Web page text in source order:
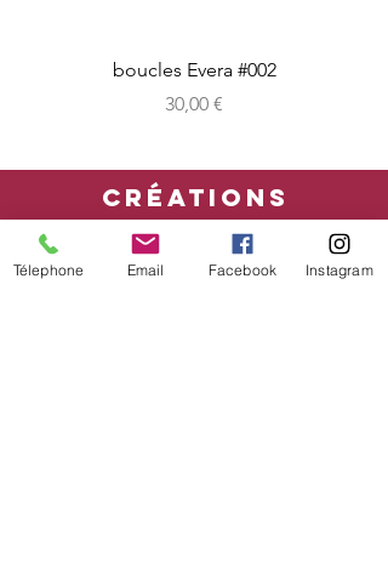
boucles Evera #002
Prix
30,00 €
CRéATIONS
sur-mesure
Télephone Email Facebook Instagram